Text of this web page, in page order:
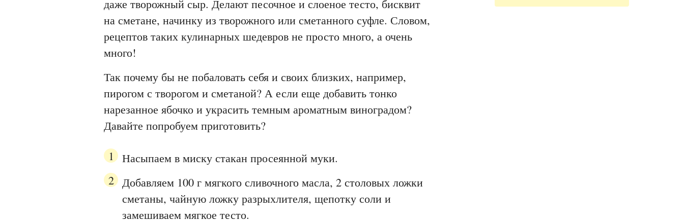
даже творожный сыр. Делают песочное и слоеное тесто, бисквит
на сметане, начинку из творожного или сметанного суфле. Словом,
рецептов таких кулинарных шедевров не просто много, а очень
много!
Так почему бы не побаловать себя и своих близких, например,
пирогом с творогом и сметаной? А если еще добавить тонко
нарезанное ябочко и украсить темным ароматным виноградом?
Давайте попробуем приготовить?
Насыпаем в миску стакан просеянной муки.
Добавляем 100 г мягкого сливочного масла, 2 столовых ложки
сметаны, чайную ложку разрыхлителя, щепотку соли и
замешиваем мягкое тесто.